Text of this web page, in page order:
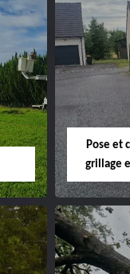
Pose et
grillage